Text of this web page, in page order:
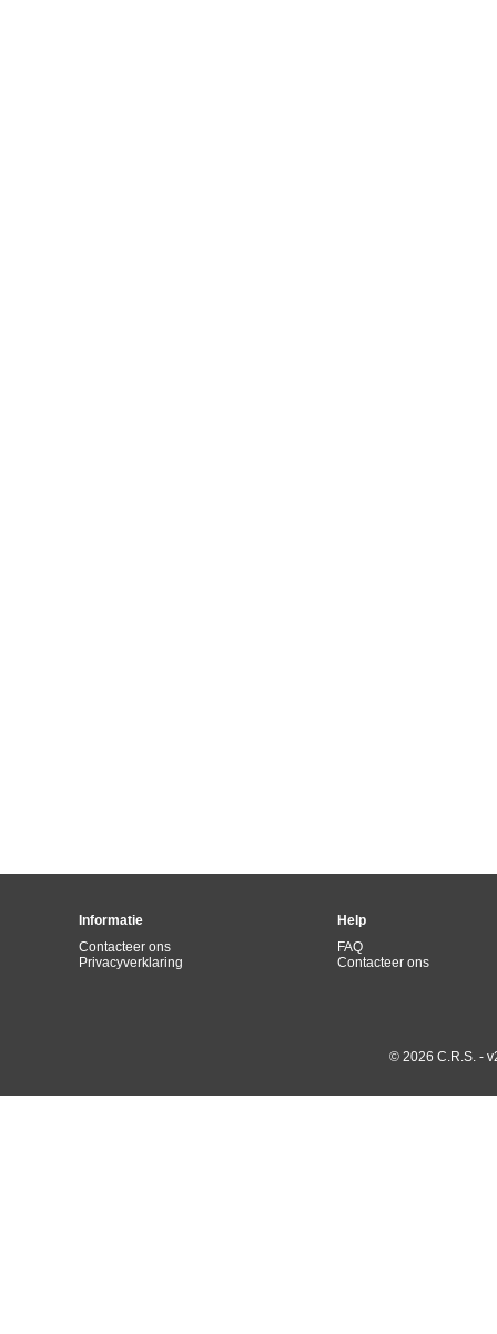
Informatie
Contacteer ons
Privacyverklaring
Help
FAQ
Contacteer ons
© 2026 C.R.S. -